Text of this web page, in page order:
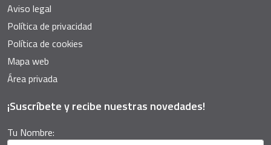
Aviso legal
Política de privacidad
Política de cookies
Mapa web
Área privada
¡Suscríbete y recibe nuestras novedades!
Tu Nombre: